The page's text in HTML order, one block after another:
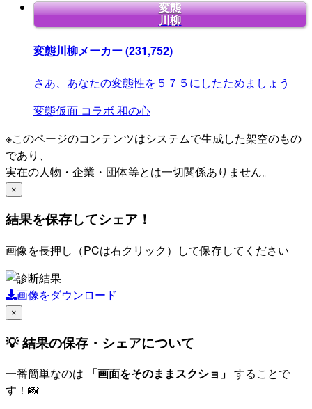
変態
川柳
変態川柳メーカー(231,752)
さあ、あなたの変態性を５７５にしたためましょう
変態仮面 コラボ 和の心
※このページのコンテンツはシステムで生成した架空のもの
であり、
実在の人物・企業・団体等とは一切関係ありません。
×
結果を保存してシェア！
画像を長押し（PCは右クリック）して保存してください
画像をダウンロード
×
💡 結果の保存・シェアについて
一番簡単なのは 「画面をそのままスクショ」 することで
す！📸